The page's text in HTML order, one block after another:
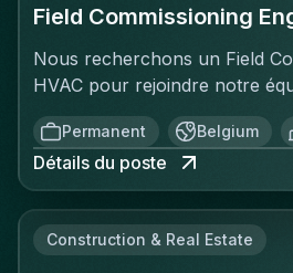
Field Commissioning
Nous recherchons un Field
HVAC pour rejoindre notre
de Bruxelles. Dans ce rôle,
assistance technique sur site
service et du démarrage des
pour nos clients. Vous serez
climatisation sont correctement
Permanent Belgium
Détails du poste
Construction & Real Estate